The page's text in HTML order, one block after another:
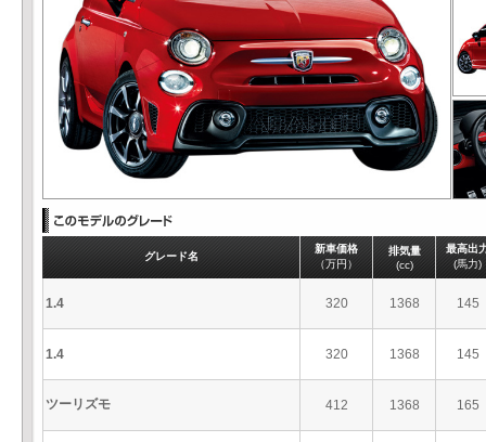
グレード名
新車価格
（万円）
排気量
(cc)
最高出
(馬力)
1.4 320 1368 145
1.4 320 1368 145
ツーリズモ 412 1368 165